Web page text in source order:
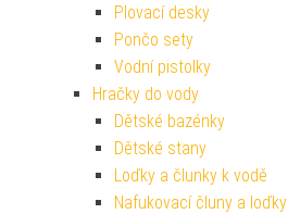
Plovací desky
Pončo sety
Vodní pistolky
Hračky do vody
Dětské bazénky
Dětské stany
Loďky a člunky k vodě
Nafukovací čluny a loďky